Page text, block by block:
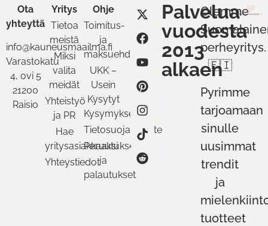
Ota
yhteyttä
info@kauneusmaailma.fi
Varastokatu
4, ovi 5
21200
Raisio
Yritys
Tietoa
meistä
Miksi
valita
meidät
Yhteistyö
ja PR
Hae
yritysasiakkaaksi
Yhteystiedot
Ohje
Toimitus-
ja
maksuehdot
UKK –
Usein
Kysytyt
Kysymykset
Tietosuojaseloste
Peruutukset
ja
palautukset
Palvelua
vuodesta
2013
alkaen
Olemme
perheyritys.
🇫🇮
Pyrimme
tarjoamaan
sinulle
uusimmat
trendit
ja
tuotteet